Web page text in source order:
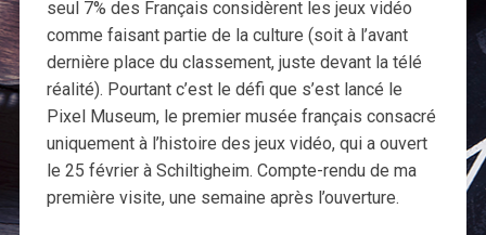
seul 7% des Français considèrent les jeux vidéo
comme faisant partie de la culture (soit à l’avant
dernière place du classement, juste devant la télé
réalité). Pourtant c’est le défi que s’est lancé le
Pixel Museum, le premier musée français consacré
uniquement à l’histoire des jeux vidéo, qui a ouvert
le 25 février à Schiltigheim. Compte-rendu de ma
première visite, une semaine après l’ouverture.